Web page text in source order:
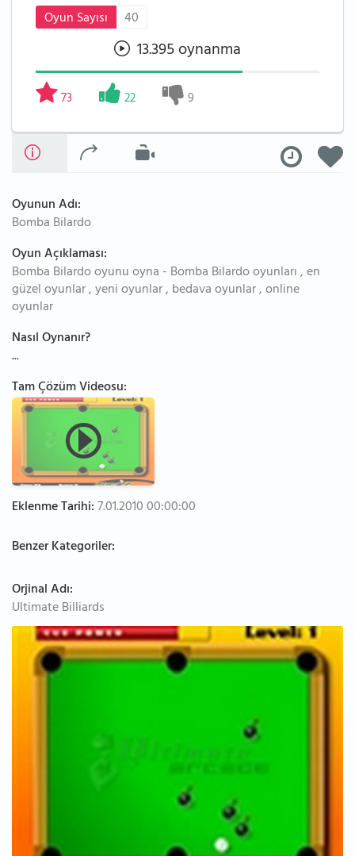
Oyun Sayısı
40
13.395 oynanma
73 22 9
Oyunun Adı:
Bomba Bilardo
Oyun Açıklaması:
Bomba Bilardo oyunu oyna - Bomba Bilardo oyunları , en
güzel oyunlar , yeni oyunlar , bedava oyunlar , online
oyunlar
Nasıl Oynanır?
...
Tam Çözüm Videosu:
Eklenme Tarihi:7.01.2010 00:00:00
Benzer Kategoriler:
Orjinal Adı:
Ultimate Billiards